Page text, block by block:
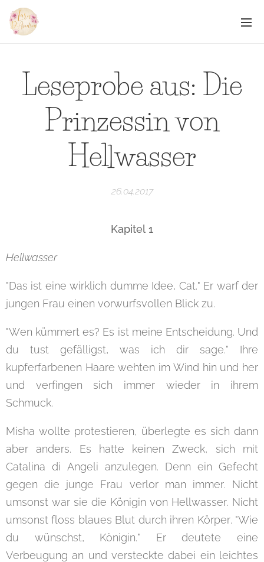
Leseprobe aus: Die
Prinzessin von
Hellwasser
26.04.2017
Kapitel 1
Hellwasser
"Das ist eine wirklich dumme Idee, Cat." Er warf der
jungen Frau einen vorwurfsvollen Blick zu.
"Wen kümmert es? Es ist meine Entscheidung. Und
du tust gefälligst, was ich dir sage." Ihre
kupferfarbenen Haare wehten im Wind hin und her
und verfingen sich immer wieder in ihrem
Schmuck.
Misha wollte protestieren, überlegte es sich dann
aber anders. Es hatte keinen Zweck, sich mit
Catalina di Angeli anzulegen. Denn ein Gefecht
gegen die junge Frau verlor man immer. Nicht
umsonst war sie die Königin von Hellwasser. Nicht
umsonst floss blaues Blut durch ihren Körper. "Wie
du wünschst, Königin." Er deutete eine
Verbeugung an und versteckte dabei ein leichtes